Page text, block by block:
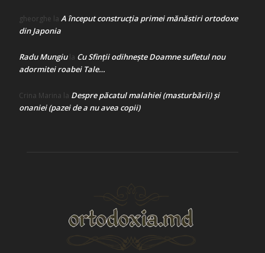
gheorghe la A început construcţia primei mănăstiri ortodoxe
din Japonia
Radu Mungiula Cu Sfinții odihnește Doamne sufletul nou
adormitei roabei Tale…
Crina Marina la Despre păcatul malahiei (masturbării) şi
onaniei (pazei de a nu avea copii)